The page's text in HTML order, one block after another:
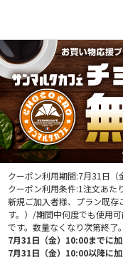
クーポン利用期間:7月31日
クーポン利用条件:1注文あ
新規ご加入者様、プラン既
す。）/期間中何度でも使用
です。数量なくなり次第終了。
7月31日（金）10:00までに加
7月31日（金）10:00以降に